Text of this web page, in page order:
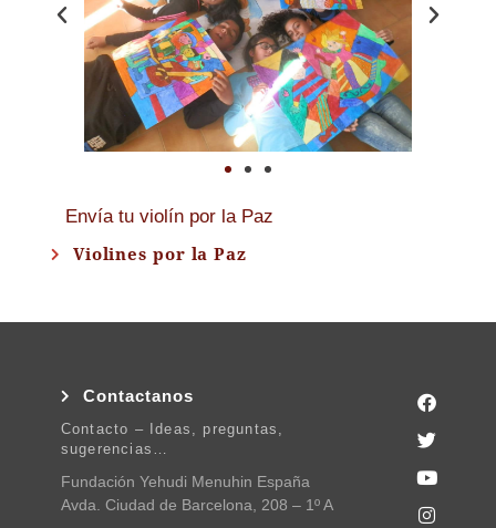
Envía tu violín por la Paz
Violines por la Paz
Contactanos
Contacto – Ideas, preguntas,
sugerencias…
Fundación Yehudi Menuhin España
Avda. Ciudad de Barcelona, 208 – 1º A